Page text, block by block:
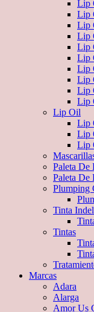
Lip
Lip
Lip
Lip
Lip
Lip
Lip
Lip
Lip
Lip
Lip Oil
Lip
Lip
Lip
Paleta De
Paleta De
Plumping
Tinta
Tintas
Marcas
Adara
Alarga
Amor Us